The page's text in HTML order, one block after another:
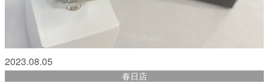
2023.08.05
春日店